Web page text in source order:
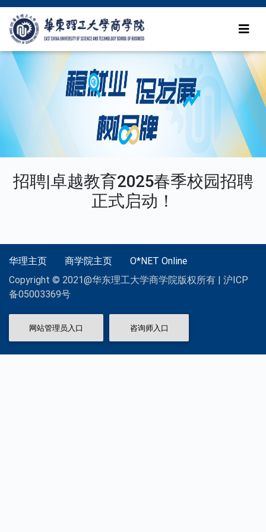
招聘|卓越教育2025春季校园招聘
正式启动！
华理主页 商学院主页
O*NET Online
Copyright © 2021@华东理工大学商学院版权所有 | 沪ICP
备05003369号
网站管理员入口 咨询师入口